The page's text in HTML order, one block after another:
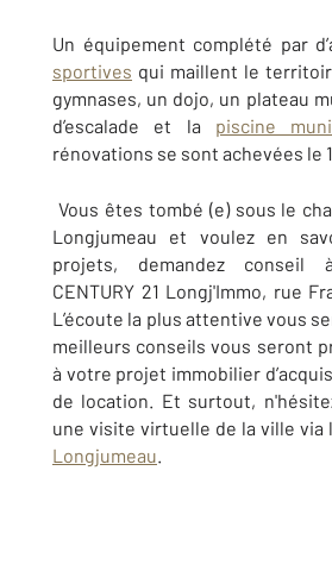
Un équipement complété par
sportives qui maillent le
gymnases, un dojo, un plateau
d’escalade et la piscine
rénovations se sont achevées le
Vous êtes tombé (e) sous le
Longjumeau et voulez en
projets, demandez conseil
CENTURY 21 Longj'Immo, rue
L’écoute la plus attentive vous
meilleurs conseils vous seront
à votre projet immobilier
de location. Et surtout,
une visite virtuelle de la ville via
Longjumeau.